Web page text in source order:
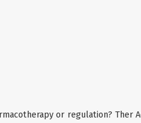
or regulation? Ther